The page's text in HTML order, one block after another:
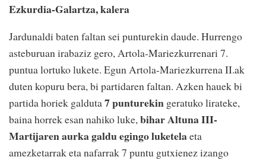
Ezkurdia-Galartza, kalera
Jardunaldi baten faltan sei punturekin daude. Hurrengo
asteburuan irabaziz gero, Artola-Mariezkurrenari 7.
puntua lortuko lukete. Egun Artola-Mariezkurrena II.ak
duten kopuru bera, bi partidaren faltan. Azken hauek bi
partida horiek galduta7 punturekin geratuko lirateke,
baina horrek esan nahiko luke, bihar Altuna III-
Martijaren aurka galdu egingo luketelaeta
amezketarrak eta nafarrak 7 puntu gutxienez izango